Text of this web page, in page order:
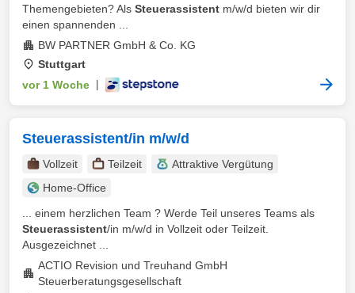
Themengebieten? Als Steuerassistent m/w/d bieten wir dir
einen spannenden ...
BW PARTNER GmbH & Co. KG
Stuttgart
vor 1 Woche
Steuerassistent/in m/w/d
Vollzeit Teilzeit
Attraktive Vergütung
Home-Office
... einem herzlichen Team ? Werde Teil unseres Teams als
Steuerassistent/in m/w/d in Vollzeit oder Teilzeit.
Ausgezeichnet ...
ACTIO Revision und Treuhand GmbH
Steuerberatungsgesellschaft